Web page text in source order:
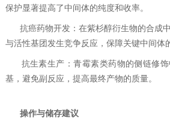
保护显著提高了中间体的纯度和收率。
抗癌药物开发‌：在紫杉醇衍生物的合成
与活性基团发生竞争反应，保障关键中间体
抗生素生产‌：青霉素类药物的侧链修饰
基，避免副反应，提高最终产物的质量。
操作与储存建议‌